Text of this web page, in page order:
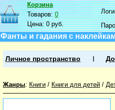
Корзина
Товаров:0
Цена:0 руб.
Фанты и гадания с
Личное пространство
Жанры: Книги / Книги для детей /